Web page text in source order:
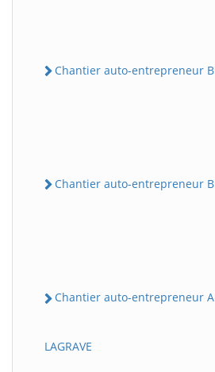
Chantier auto-entrepreneur
Chantier auto-entrepreneur
Chantier auto-entrepreneur
LAGRAVE